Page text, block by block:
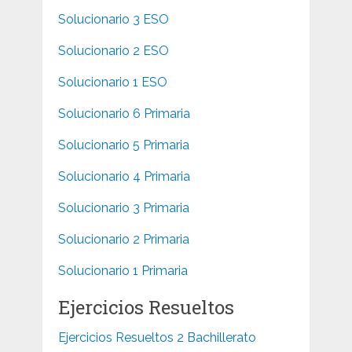
Solucionario 3 ESO
Solucionario 2 ESO
Solucionario 1 ESO
Solucionario 6 Primaria
Solucionario 5 Primaria
Solucionario 4 Primaria
Solucionario 3 Primaria
Solucionario 2 Primaria
Solucionario 1 Primaria
Ejercicios Resueltos
Ejercicios Resueltos 2 Bachillerato